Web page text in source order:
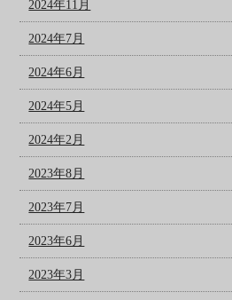
2024年11月
2024年7月
2024年6月
2024年5月
2024年2月
2023年8月
2023年7月
2023年6月
2023年3月